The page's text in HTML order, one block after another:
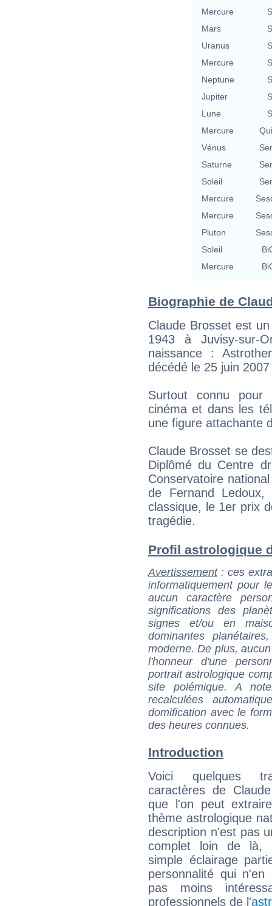
Mercure
Mars
Uranus
Mercure
Neptune
Jupiter
Lune
Mercure
Vénus
Saturne
Soleil
Mercure
Mercure
Pluton
Soleil
Mercure
Biographie de
Claude Brosset est
1943 à Juvisy-sur-
naissance :
décédé le 25 juin
Surtout connu pour
cinéma et dans les
une figure attachante
Claude Brosset se
Diplômé du Centre
Conservatoire
de Fernand
classique, le 1er prix
tragédie.
Profil astrologique
Avertissement: ces
informatiquement pour
aucun caractère
significations des
signes et/ou en
dominantes
moderne. De plus,
l'honneur d'une
portrait astrologique
site polémique. A
recalculées
domification avec le
des heures connues.
Introduction
Voici quelques
caractères de
que l'on peut
thème astrologique
description n'est pas
complet loin de là,
simple éclairage
personnalité qui n'en
pas moins
professionnels de l'